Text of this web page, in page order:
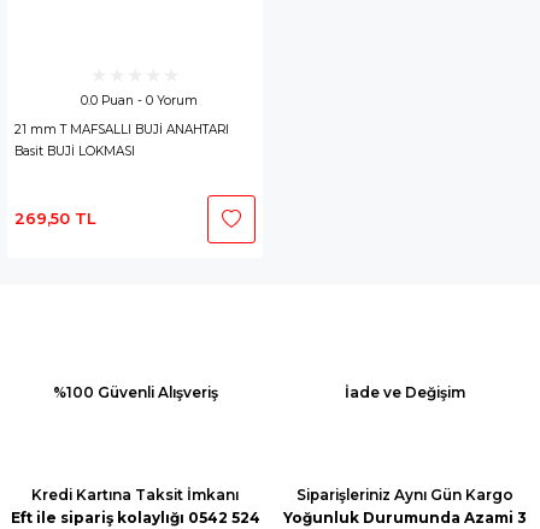
0.0 Puan - 0 Yorum
21 mm T MAFSALLI BUJİ ANAHTARI
Basit BUJİ LOKMASI
269,50 TL
%100 Güvenli Alışveriş İade ve Değişim
Kredi Kartına Taksit İmkanı
Eft ile sipariş kolaylığı 0542 524
Siparişleriniz Aynı Gün Kargo
Yoğunluk Durumunda Azami 3